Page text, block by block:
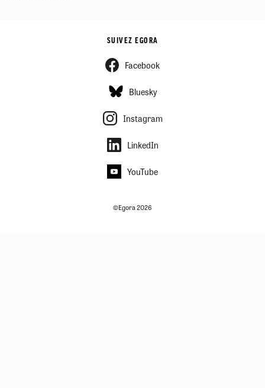
SUIVEZ EGORA
Facebook
Bluesky
Instagram
LinkedIn
YouTube
©Egora 2026